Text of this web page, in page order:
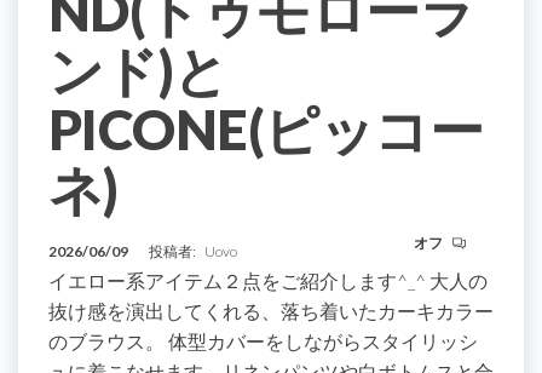
ンド)と
PICONE(ピッコー
ネ)
2026/06/09 投稿者: Uovo オフ
イエロー系アイテム２点をご紹介します^_^ 大人の
抜け感を演出してくれる、落ち着いたカーキカラー
のブラウス。 体型カバーをしながらスタイリッシ